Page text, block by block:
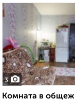
3
Комната в